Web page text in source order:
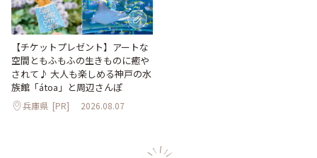
【チケットプレゼント】アートな
空間ともふもふの生きものに癒や
されて♪ 大人も楽しめる神戸の水
族館「átoa」と周辺さんぽ
兵庫県 [PR] 2026.08.07